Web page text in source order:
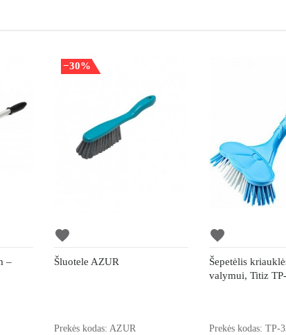
–
−30%
favorite
Šluotele AZUR
Prekės kodas: AZUR
favorite
Šepetėlis
valymui, Titiz
Prekės kodas: TP-